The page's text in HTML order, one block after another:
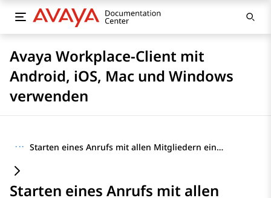
Avaya Workplace-Client mit
Android, iOS, Mac und Windows
verwenden
··· Starten eines Anrufs mit allen Mitgliedern einer Kontaktgruppe auf mobilen Clients
Starten eines Anrufs mit allen